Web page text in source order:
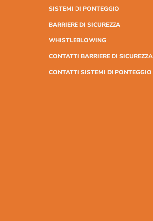
SISTEMI DI PONTEGGIO
BARRIERE DI SICUREZZA
WHISTLEBLOWING
CONTATTI BARRIERE DI SICUREZZA
CONTATTI SISTEMI DI PONTEGGIO